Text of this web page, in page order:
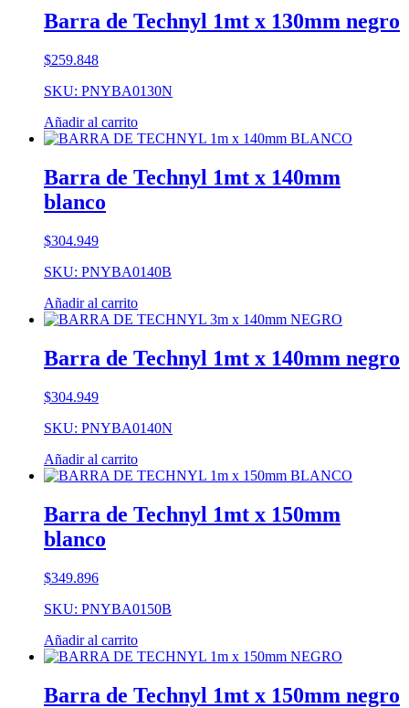
Barra de Technyl 1mt x 130mm negro
$259.848
SKU: PNYBA0130N
Añadir al carrito
Barra de Technyl 1mt x 140mm
blanco
$304.949
SKU: PNYBA0140B
Añadir al carrito
Barra de Technyl 1mt x 140mm negro
$304.949
SKU: PNYBA0140N
Añadir al carrito
Barra de Technyl 1mt x 150mm
blanco
$349.896
SKU: PNYBA0150B
Añadir al carrito
Barra de Technyl 1mt x 150mm negro